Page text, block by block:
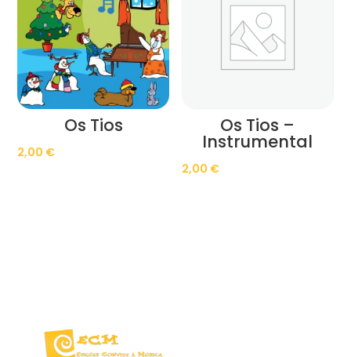
Os Tios
2,00 €
Os Tios –
Instrumental
2,00 €